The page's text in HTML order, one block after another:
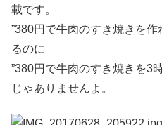
載です。
”380円で牛肉のすき焼きを作
るのに
”380円で牛肉のすき焼きを3
じゃありませんよ。